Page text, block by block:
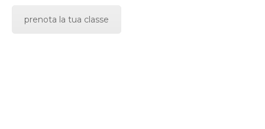
prenota la tua classe